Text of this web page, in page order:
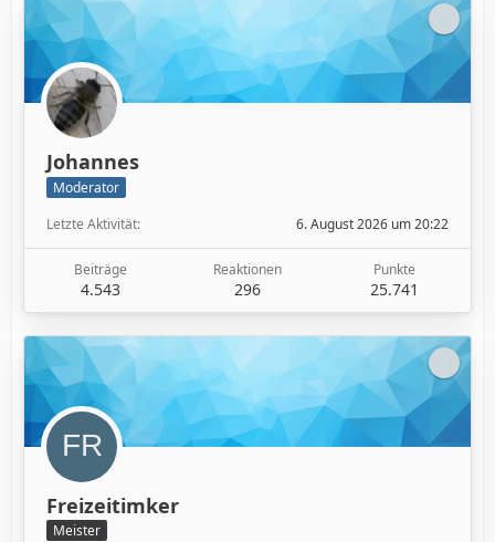
Johannes
Moderator
Letzte Aktivität
6. August 2026 um 20:22
Beiträge
4.543
Reaktionen
296
Punkte
25.741
Freizeitimker
Meister